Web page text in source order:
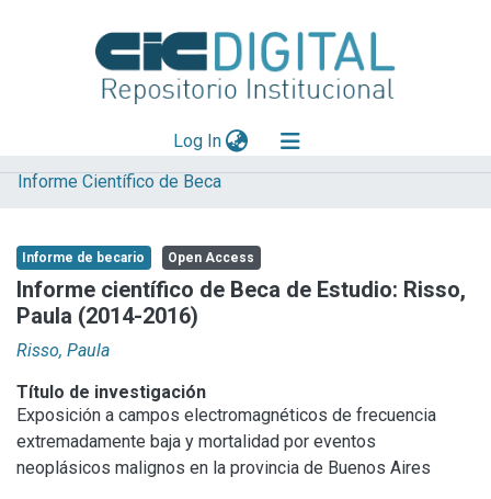
Log In(current)
Explorar
Aportar material
Statistics
Informe Científico de Beca
Informe de becario Open Access
Informe científico de Beca de Estudio: Risso,
Paula (2014-2016)
Risso, Paula
Título de investigación
Exposición a campos electromagnéticos de frecuencia
extremadamente baja y mortalidad por eventos
neoplásicos malignos en la provincia de Buenos Aires